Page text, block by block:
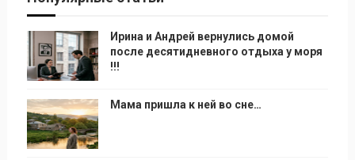
Ирина и Андрей вернулись домой
после десятидневного отдыха у моря
!!!
Мама пришла к ней во сне…